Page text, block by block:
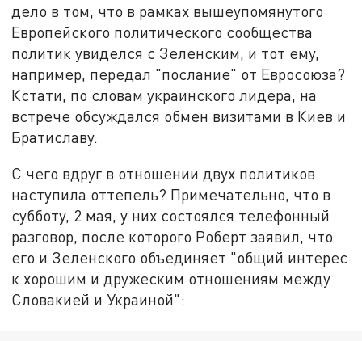
дело в том, что в рамках вышеупомянутого
Европейского политического сообщества
политик увиделся с Зеленским, и тот ему,
например, передал "послание" от Евросоюза?
Кстати, по словам украинского лидера, на
встрече обсуждался обмен визитами в Киев и
Братиславу.
С чего вдруг в отношении двух политиков
наступила оттепель? Примечательно, что в
субботу, 2 мая, у них состоялся телефонный
разговор, после которого Роберт заявил, что
его и Зеленского объединяет "общий интерес
к хорошим и дружеским отношениям между
Словакией и Украиной":